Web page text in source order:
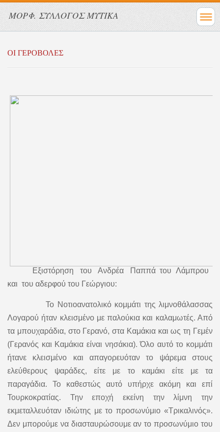
ΜΟΡΦ. ΣΥΛΛΟΓΟΣ ΜΥΤΙΚΑ
ΟΙ ΓΕΡΟΒΟΛΕΣ
Εξιστόρηση του Ανδρέα Παππά του Λάμπρου
και του αδερφού του Γεώργιου:
Το Νοτιοανατολικό κομμάτι της λιμνοθάλασσας
Λογαρού ήταν κλεισμένο με παλούκια και καλαμωτές. Από
τα μπουχαράδια, στο Γερανό, στα Καμάκια και ως τη Γεμέν
(Γερανός και Καμάκια είναι νησάκια). Όλο αυτό το κομμάτι
ήτανε κλεισμένο και απαγορευόταν το ψάρεμα στους
ελεύθερους ψαράδες, είτε με το καμάκι είτε με τα
παραγάδια. Το καθεστώς αυτό υπήρχε ακόμη και επί
Τουρκοκρατίας. Την εποχή εκείνη την λίμνη την
εκμεταλλευόταν ιδιώτης με το προσωνύμιο «Τρικαλινός».
Δεν μπορούμε να διασταυρώσουμε αν το προσωνύμιο του